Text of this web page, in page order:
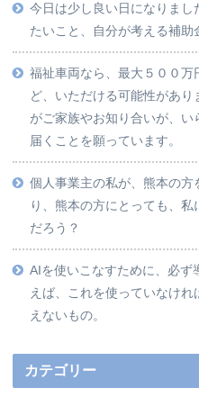
今日は少し良い日になりま
たいこと、自分が考える補
福祉車両なら、最大５００
ど、いただける可能性があ
がご家族やお知り合いが、い
届くことを願っています。
個人事業主の私が、熊本の方
り、熊本の方にとっても、
だろう？
AIを使いこなすために、必ず
えば、これを使っていなけ
えないもの。
カテゴリー